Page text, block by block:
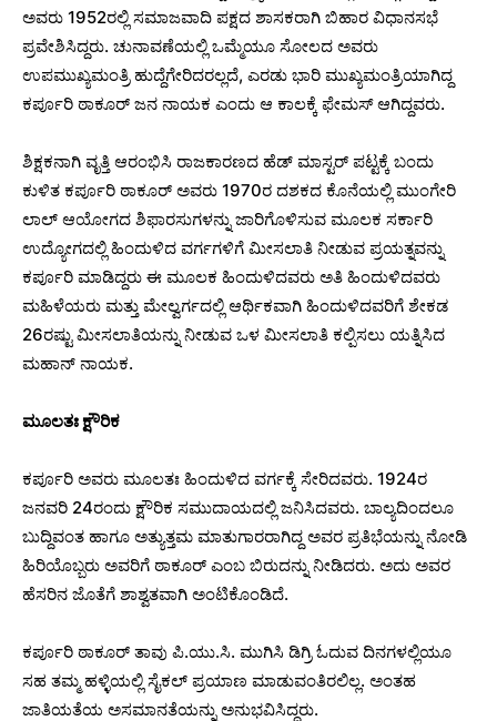
ಅವರು 1952ರಲ್ಲಿ ಸಮಾಜವಾದಿ ಪಕ್ಷದ ಶಾಸಕರಾಗಿ ಬಿಹಾರ ವಿಧಾನಸಭೆ
ಪ್ರವೇಶಿಸಿದ್ದರು. ಚುನಾವಣೆಯಲ್ಲಿ ಒಮ್ಮೆಯೂ ಸೋಲದ ಅವರು
ಉಪಮುಖ್ಯಮಂತ್ರಿ ಹುದ್ದೆಗೇರಿದರಲ್ಲದೆ, ಎರಡು ಭಾರಿ ಮುಖ್ಯಮಂತ್ರಿಯಾಗಿದ್ದ
ಕರ್ಪೂರಿ ಠಾಕೂರ್ ಜನ ನಾಯಕ ಎಂದು ಆ ಕಾಲಕ್ಕೆ ಫೇಮಸ್ ಆಗಿದ್ದವರು.
ಶಿಕ್ಷಕನಾಗಿ ವೃತ್ತಿ ಆರಂಭಿಸಿ ರಾಜಕಾರಣದ ಹೆಡ್ ಮಾಸ್ಟರ್ ಪಟ್ಟಕ್ಕೆ ಬಂದು
ಕುಳಿತ ಕರ್ಪೂರಿ ಠಾಕೂರ್ ಅವರು 1970ರ ದಶಕದ ಕೊನೆಯಲ್ಲಿ ಮುಂಗೇರಿ
ಲಾಲ್ ಆಯೋಗದ ಶಿಫಾರಸುಗಳನ್ನು ಜಾರಿಗೊಳಿಸುವ ಮೂಲಕ ಸರ್ಕಾರಿ
ಉದ್ಯೋಗದಲ್ಲಿ ಹಿಂದುಳಿದ ವರ್ಗಗಳಿಗೆ ಮೀಸಲಾತಿ ನೀಡುವ ಪ್ರಯತ್ನವನ್ನು
ಕರ್ಪೂರಿ ಮಾಡಿದ್ದರು ಈ ಮೂಲಕ ಹಿಂದುಳಿದವರು ಅತಿ ಹಿಂದುಳಿದವರು
ಮಹಿಳೆಯರು ಮತ್ತು ಮೇಲ್ವರ್ಗದಲ್ಲಿ ಆರ್ಥಿಕವಾಗಿ ಹಿಂದುಳಿದವರಿಗೆ ಶೇಕಡ
26ರಷ್ಟು ಮೀಸಲಾತಿಯನ್ನು ನೀಡುವ ಒಳ ಮೀಸಲಾತಿ ಕಲ್ಪಿಸಲು ಯತ್ನಿಸಿದ
ಮಹಾನ್ ನಾಯಕ.
ಮೂಲತಃ ಕ್ಷೌರಿಕ
ಕರ್ಪೂರಿ ಅವರು ಮೂಲತಃ ಹಿಂದುಳಿದ ವರ್ಗಕ್ಕೆ ಸೇರಿದವರು. 1924ರ
ಜನವರಿ 24ರಂದು ಕ್ಷೌರಿಕ ಸಮುದಾಯದಲ್ಲಿ ಜನಿಸಿದವರು. ಬಾಲ್ಯದಿಂದಲೂ
ಬುದ್ದಿವಂತ ಹಾಗೂ ಅತ್ಯುತ್ತಮ ಮಾತುಗಾರರಾಗಿದ್ದ ಅವರ ಪ್ರತಿಭೆಯನ್ನು ನೋಡಿ
ಹಿರಿಯೊಬ್ಬರು ಅವರಿಗೆ ಠಾಕೂರ್ ಎಂಬ ಬಿರುದನ್ನು ನೀಡಿದರು. ಅದು ಅವರ
ಹೆಸರಿನ ಜೊತೆಗೆ ಶಾಶ್ವತವಾಗಿ ಅಂಟಿಕೊಂಡಿದೆ.
ಕರ್ಪೂರಿ ಠಾಕೂರ್ ತಾವು ಪಿ.ಯು.ಸಿ. ಮುಗಿಸಿ ಡಿಗ್ರಿ ಓದುವ ದಿನಗಳಲ್ಲಿಯೂ
ಸಹ ತಮ್ಮ ಹಳ್ಳಿಯಲ್ಲಿ ಸೈಕಲ್ ಪ್ರಯಾಣ ಮಾಡುವಂತಿರಲಿಲ್ಲ. ಅಂತಹ
ಜಾತಿಯತೆಯ ಅಸಮಾನತೆಯನ್ನು ಅನುಭವಿಸಿದ್ದರು.